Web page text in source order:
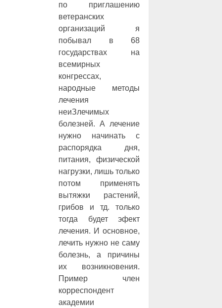
по приглашению
ветеранских
организаций я
побывал в 68
государствах на
всемирных
конгрессах,
народные методы
лечения
неиЗлечимых
болезней. А лечение
нужно начинать с
распорядка дня,
питания, физической
нагрузки, лишь только
потом применять
вытяжки растений,
грибов и тд. только
тогда будет эфект
лечения. И основное,
лечить нужно не саму
болезнь, а причины
их возникновения.
Пример член
корреспондент
академии